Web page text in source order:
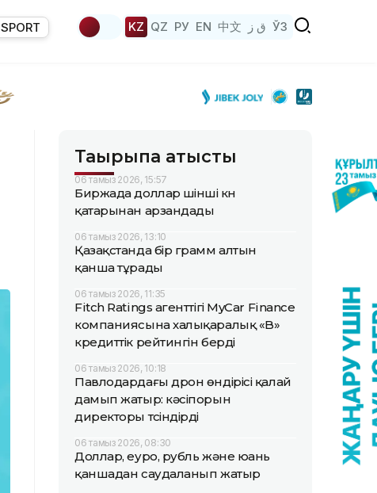
SPORT KZ QZ РУ EN 中文 ق ز ЎЗ
Тақырыпқа қатысты
06 тамыз 2026, 15:57
Биржада доллар үшінші күн
қатарынан арзандады
06 тамыз 2026, 13:10
Қазақстанда бір грамм алтын
қанша тұрады
06 тамыз 2026, 11:35
Fitch Ratings агенттігі MyCar Finance
компаниясына халықаралық «B»
кредиттік рейтингін берді
06 тамыз 2026, 10:18
Павлодардағы дрон өндірісі қалай
дамып жатыр: кәсіпорын
директоры түсіндірді
06 тамыз 2026, 08:30
Доллар, еуро, рубль және юань
қаншадан саудаланып жатыр